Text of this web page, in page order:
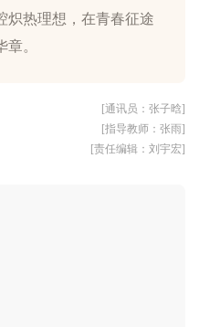
炽热理想，在青春征途
。
[通讯员：张子晗]
[指导教师：张雨]
[责任编辑：刘宇宏]